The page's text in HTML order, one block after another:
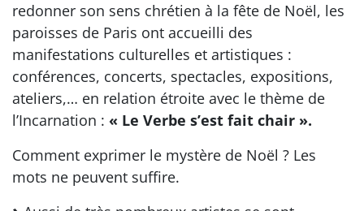
redonner son sens chrétien à la fête de Noël, les
paroisses de Paris ont accueilli des
manifestations culturelles et artistiques :
conférences, concerts, spectacles, expositions,
ateliers,… en relation étroite avec le thème de
l’Incarnation : « Le Verbe s’est fait chair ».
Comment exprimer le mystère de Noël ? Les
mots ne peuvent suffire.